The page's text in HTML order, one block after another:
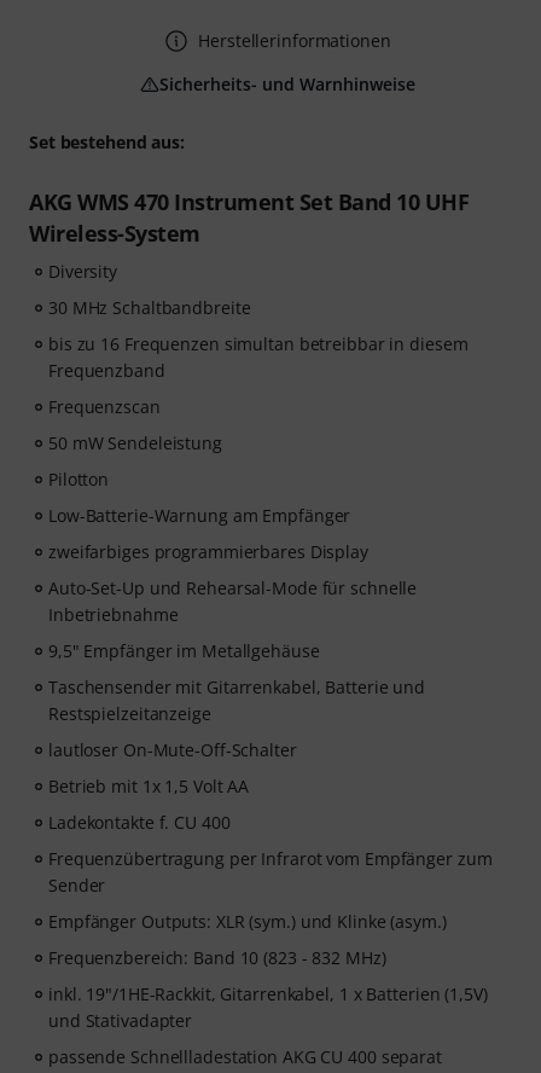
Set bestehend aus:
AKG WMS 470 Instrument Set Band 10 UHF
Wireless-System
Diversity
30 MHz Schaltbandbreite
bis zu 16 Frequenzen simultan betreibbar in diesem
Frequenzband
Frequenzscan
50 mW Sendeleistung
Pilotton
Low-Batterie-Warnung am Empfänger
zweifarbiges programmierbares Display
Auto-Set-Up und Rehearsal-Mode für schnelle
Inbetriebnahme
9,5" Empfänger im Metallgehäuse
Taschensender mit Gitarrenkabel, Batterie und
Restspielzeitanzeige
lautloser On-Mute-Off-Schalter
Betrieb mit 1x 1,5 Volt AA
Ladekontakte f. CU 400
Frequenzübertragung per Infrarot vom Empfänger zum
Sender
Empfänger Outputs: XLR (sym.) und Klinke (asym.)
Frequenzbereich: Band 10 (823 - 832 MHz)
inkl. 19"/1HE-Rackkit, Gitarrenkabel, 1 x Batterien (1,5V)
und Stativadapter
passende Schnellladestation AKG CU 400 separat
Herstellerinformationen
Sicherheits- und Warnhinweise